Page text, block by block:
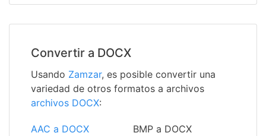
Convertir a DOCX
Usando Zamzar, es posible convertir una
variedad de otros formatos a archivos
archivos DOCX:
AAC a DOCX
BMP a DOCX